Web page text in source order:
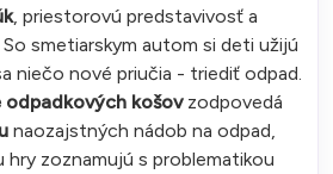
, priestorovú predstavivosť a
So smetiarskym autom si deti užijú
niečo nové priučia - triediť odpad.
odpadkových košovzodpovedá
naozajstných nádob na odpad,
zoznamujú s problematikou